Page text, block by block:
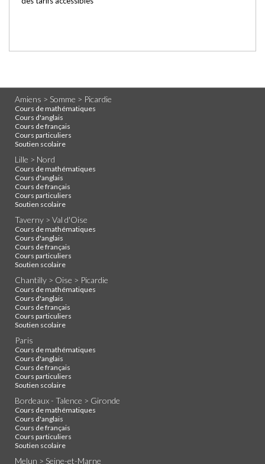
Amiens > Somme > Picardie
Cours de mathématiques
Cours d'anglais
Cours de français
Cours particuliers
Soutien scolaire
Lille > Nord
Cours de mathématiques
Cours d'anglais
Cours de français
Cours particuliers
Soutien scolaire
Taverny > Val d'Oise
Cours de mathématiques
Cours d'anglais
Cours de français
Cours particuliers
Soutien scolaire
Chantilly > Oise > Picardie
Cours de mathématiques
Cours d'anglais
Cours de français
Cours particuliers
Soutien scolaire
Paris
Cours de mathématiques
Cours d'anglais
Cours de français
Cours particuliers
Soutien scolaire
Bordeaux - Talence > Gironde
Cours de mathématiques
Cours d'anglais
Cours de français
Cours particuliers
Soutien scolaire
Melun > Seine-et-Marne